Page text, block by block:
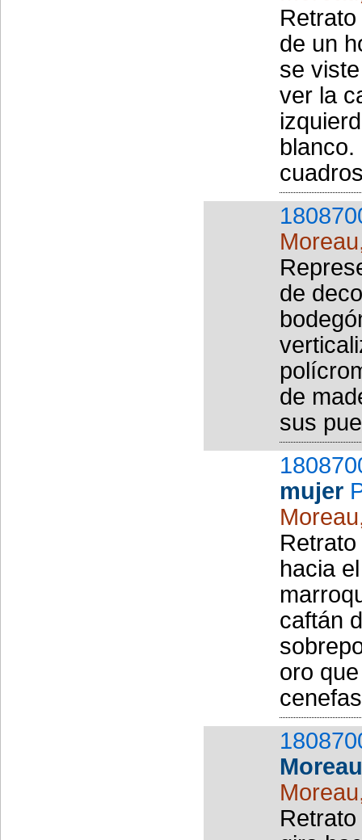
de un
se
ver la
de
de
sus
mujer
hacia
caftán
oro
Moreau